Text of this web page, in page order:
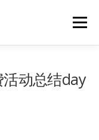
Menu
动总结day